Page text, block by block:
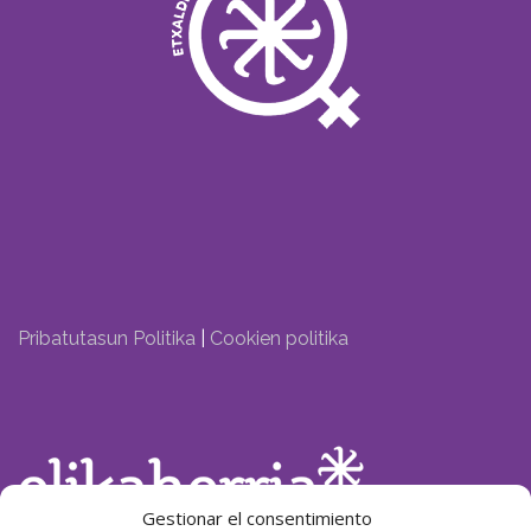
Gestionar el consentimiento
Pribatutasun Politika Cookien politika